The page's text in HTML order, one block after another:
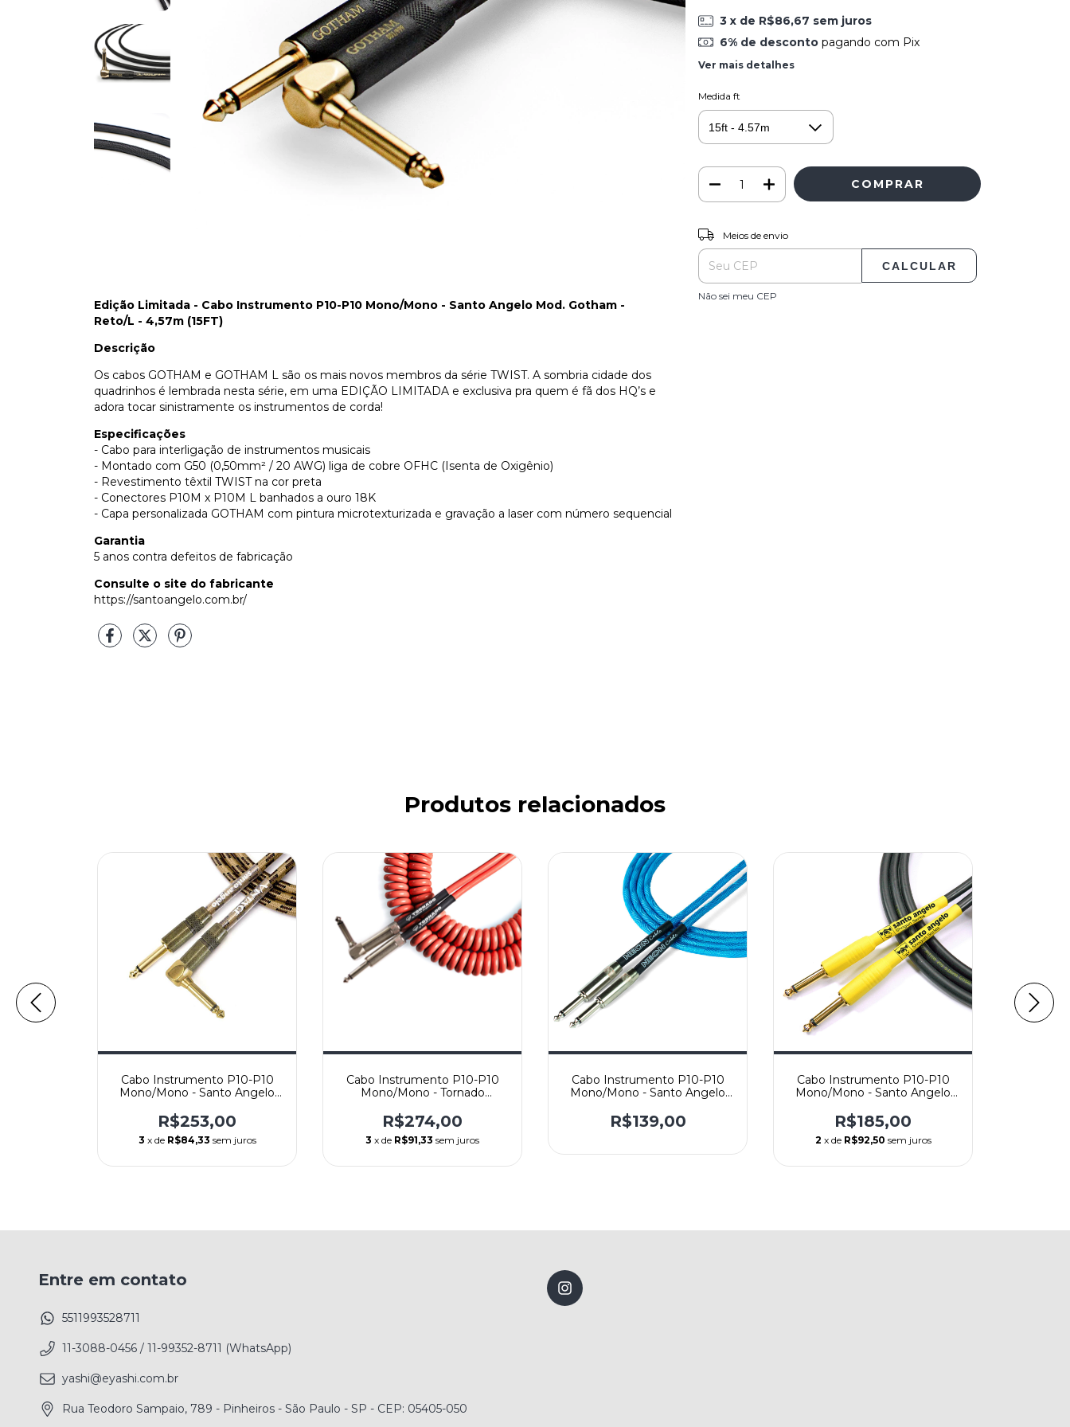
Edição Limitada - Cabo Instrumento P10-P10 Mono/Mono - Santo Angelo Mod. Gotham -
Reto/L - 4,57m (15FT)
Descrição
Os cabos GOTHAM e GOTHAM L são os mais novos membros da série TWIST. A sombria cidade dos
quadrinhos é lembrada nesta série, em uma EDIÇÃO LIMITADA e exclusiva pra quem é fã dos HQ’s e
adora tocar sinistramente os instrumentos de corda!
Especificações
- Cabo para interligação de instrumentos musicais
- Montado com G50 (0,50mm² / 20 AWG) liga de cobre OFHC (Isenta de Oxigênio)
- Revestimento têxtil TWIST na cor preta
- Conectores P10M x P10M L banhados a ouro 18K
- Capa personalizada GOTHAM com pintura microtexturizada e gravação a laser com número sequencial
Garantia
​5 anos contra defeitos de fabricação
Consulte o site do fabricante
https://santoangelo.com.br/
3 x de R$86,67 sem juros
6% de descontopagando com Pix
Ver mais detalhes
Medida ft
Entregas para o CEP:
Meios de envio
CALCULAR
Não sei meu CEP
Produtos relacionados
Cabo Instrumento P10-P10
Mono/Mono - Santo Angelo
R$253,00
3 x de R$84,33 sem juros
Cabo Instrumento P10-P10
Mono/Mono - Tornado
Santo Angelo
R$274,00
3 x de R$91,33 sem juros
Cabo Instrumento P10-P10
Mono/Mono - Santo Angelo
R$139,00
Cabo Instrumento P10-P10
Mono/Mono - Santo Angelo
4,57m (15ft)
R$185,00
2 x de R$92,50 sem juros
Entre em contato
5511993528711
11-3088-0456 / 11-99352-8711 (WhatsApp)
yashi@eyashi.com.br
Rua Teodoro Sampaio, 789 - Pinheiros - São Paulo - SP - CEP: 05405-050